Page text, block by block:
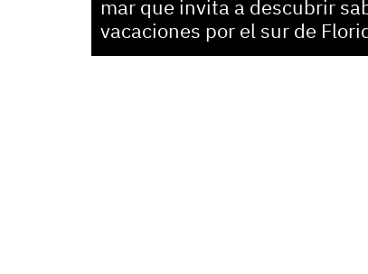
mar que invita a descubrir
vacaciones por el sur de